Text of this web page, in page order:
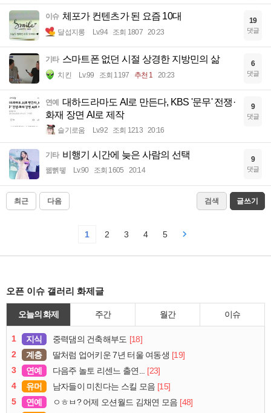
이슈 체포가 컨텐츠가 된 요즘 10대
달섭지롱 Lv.94 조회 1807 20:23
19
댓글
기타 스마트폰 없던 시절 상경한 지방민의 삶
치킨 Lv.99 조회 1197 추천 1 20:23
6
댓글
연예 대하드라마도 AI로 만든다, KBS '문무' 전쟁·
화재 장면 AI로 제작
슬기로움 Lv.92 조회 1213 20:16
9
댓글
기타 비행기 시간에 늦은 사람의 선택
꿻뻵뗗 Lv.90 조회 1605 20:14
9
댓글
최근 다음 검색 글쓰기
1 2 3 4 5
오픈 이슈 갤러리 화제글
오늘의 화제 주간 월간 이슈
1 지식 중력댐의 건축해부도 [18]
2
계층 딸처럼 업어키운 7년 터울 여동생 [19]
3
연예 다음주 놀토 리센느 출연...
[23]
4
유머 남자들이 미친다는 스킬 모음 [15]
5
연예 ㅇㅎㅂ? 어제 오션월드 김채연 모음 [48]